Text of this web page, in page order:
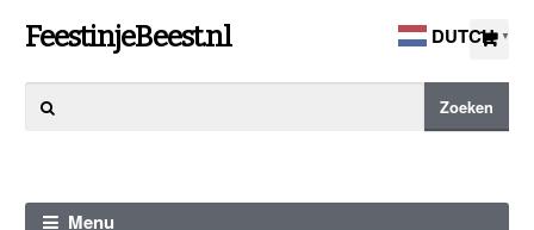
Ga
naar
navigatie
Ga
naar
de
FeestinjeBeest.nl
naar:
Zoeken
Menu
DUTCH ▼